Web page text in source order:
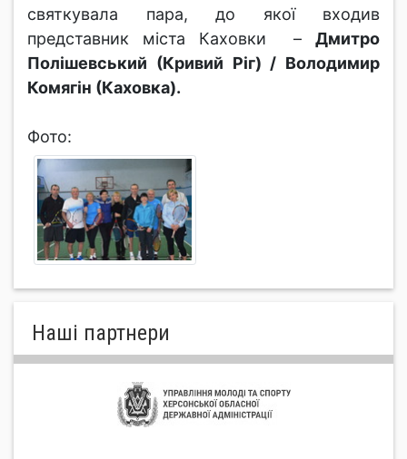
святкувала пара, до якої входив
представник міста Каховки – Дмитро
Полішевський (Кривий Ріг) / Володимир
Комягін (Каховка).
Фото:
Нашi партнери